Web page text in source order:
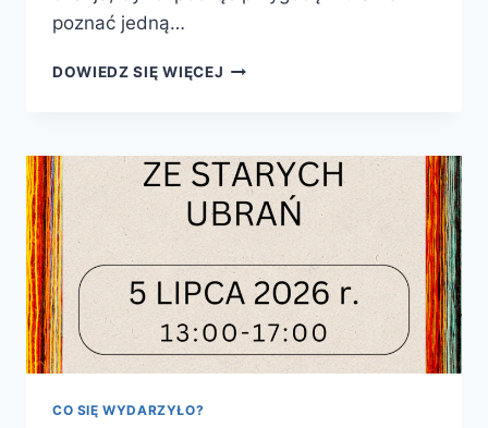
poznać jedną…
DOWIEDZ SIĘ WIĘCEJ TKANE
–
WARSZTATY
CO SIĘ WYDARZYŁO?